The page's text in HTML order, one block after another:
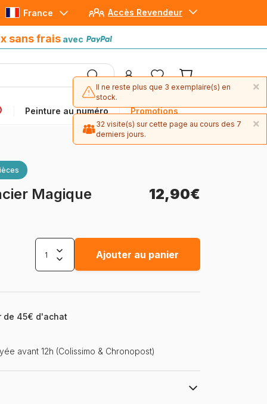
Accès Revendeur
France
sans frais avec
Peinture au numéro Promotions
avec Paypal
Magique 12,90€
Ajouter au panier
de 45€ d'achat
avant 12h (Colissimo & Chronopost)
×
Il ne reste plus que 3 exemplaire(s) en
stock.
×
32 visite(s) sur cette page au cours des 7
derniers jours.